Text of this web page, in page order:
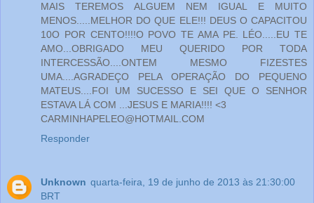
MAIS TEREMOS ALGUEM NEM IGUAL E MUITO
MENOS.....MELHOR DO QUE ELE!!! DEUS O CAPACITOU
10O POR CENTO!!!!O POVO TE AMA PE. LÉO.....EU TE
AMO...OBRIGADO MEU QUERIDO POR TODA
INTERCESSÃO....ONTEM MESMO FIZESTES
UMA....AGRADEÇO PELA OPERAÇÃO DO PEQUENO
MATEUS....FOI UM SUCESSO E SEI QUE O SENHOR
ESTAVA LÁ COM ...JESUS E MARIA!!!! <3
CARMINHAPELEO@HOTMAIL.COM
Responder
Unknown quarta-feira, 19 de junho de 2013 às 21:30:00
BRT